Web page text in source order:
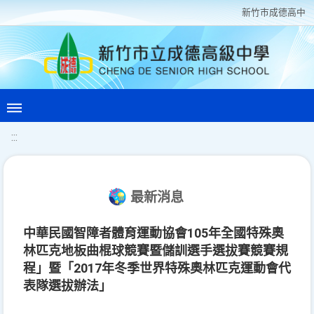
新竹巿成德高中
:::
最新消息
中華民國智障者體育運動協會105年全國特殊奧
林匹克地板曲棍球競賽暨儲訓選手選拔賽競賽規
程」暨「2017年冬季世界特殊奧林匹克運動會代
表隊選拔辦法」